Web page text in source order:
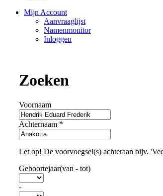
Mijn Account
Aanvraaglijst
Namenmonitor
Inloggen
Zoeken
Voornaam
Achternaam *
Let op! De voorvoegsel(s) achteraan bijv.
Geboortejaar(van - tot)
-